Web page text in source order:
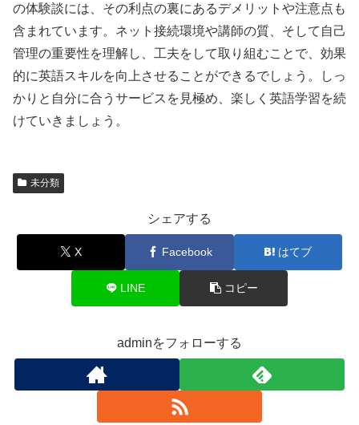
の体験談には、その利点の裏にあるデメリットや注意点も
含まれています。ネット接続環境や講師の質、そして自己
管理の重要性を理解し、工夫をして取り組むことで、効果
的に英語スキルを向上させることができるでしょう。しっ
かりと自分に合うサービスを見極め、楽しく英語学習を続
けていきましょう。
未分類
シェアする
X Facebook はてブ
LINE コピー
adminをフォローする